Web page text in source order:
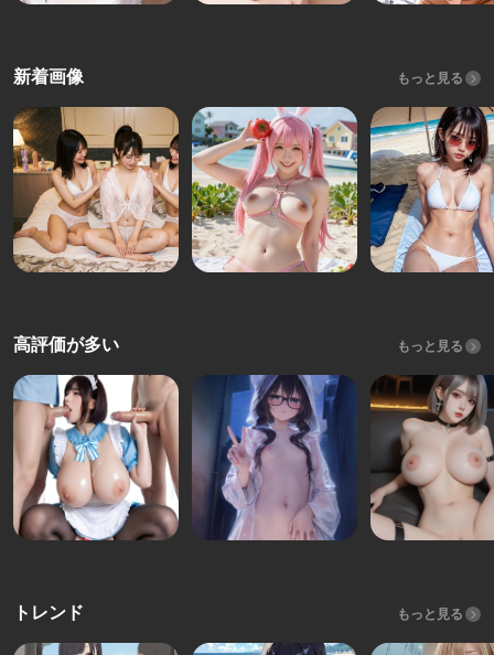
新着画像 もっと見る
高評価が多い もっと見る
トレンド もっと見る